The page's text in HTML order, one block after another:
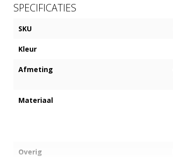
SPECIFICATIES
SKU
Kleur
Afmeting
Materiaal
Overig